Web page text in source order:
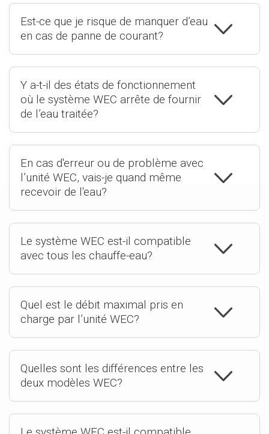
Est-ce que je risque de manquer d’eau
en cas de panne de courant?
Y a-t-il des états de fonctionnement
où le système WEC arrête de fournir
de l’eau traitée?
En cas d'erreur ou de problème avec
l’unité WEC, vais-je quand même
recevoir de l'eau?
Le système WEC est-il compatible
avec tous les chauffe-eau?
Quel est le débit maximal pris en
charge par l’unité WEC?
Quelles sont les différences entre les
deux modèles WEC?